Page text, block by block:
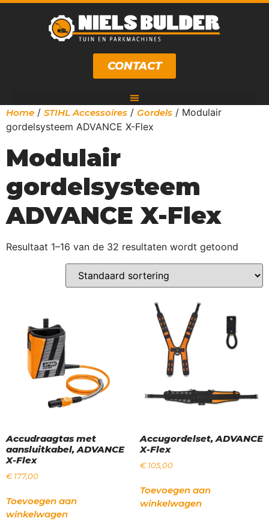
CONTACT
Home / STIHL Accessoires / Gordels / Modulair
gordelsysteem ADVANCE X-Flex
Modulair
gordelsysteem
ADVANCE X-Flex
Resultaat 1–16 van de 32 resultaten wordt getoond
Accudraagtas met
aansluitkabel, ADVANCE
X-Flex
€177,00
Toevoegen aan
winkelwagen
Accugordelset, ADVANCE
X-Flex
€105,00
Toevoegen aan
winkelwagen